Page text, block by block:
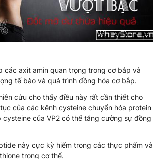
các axit amin quan trọng trong cơ bắp và
tế bào và quá trình đồng hóa cơ bắp.
cứu cho thấy điều này rất cần thiết cho
của các kênh cysteine ​​chuyển hóa protein
​​của VP2 có thể tăng cường sự đồng
này cực kỳ hiếm trong các thực phẩm và
trong cơ thể.